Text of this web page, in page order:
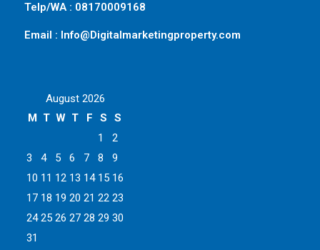
Telp/WA : 08170009168
Email : Info@Digitalmarketingproperty.com
August 2026
M T W T F S
S
1
2
3
4 5 6 7 8
9
10 11 12 13 14 15 16
17 18 19 20 21 22 23
24 25 26 27 28 29 30
31